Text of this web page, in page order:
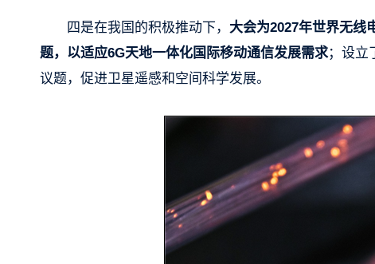
四是在我国的积极推动下， 大会为2027年世界无线
题，以适应6G天地一体化国际移动通信发展需求；设立
议题，促进卫星遥感和空间科学发展。